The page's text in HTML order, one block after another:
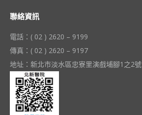
聯絡資訊
電話：( 02 ) 2620 – 9199
傳真：( 02 ) 2620 – 9197
地址：新北市淡水區忠寮里演戲埔腳1之2號